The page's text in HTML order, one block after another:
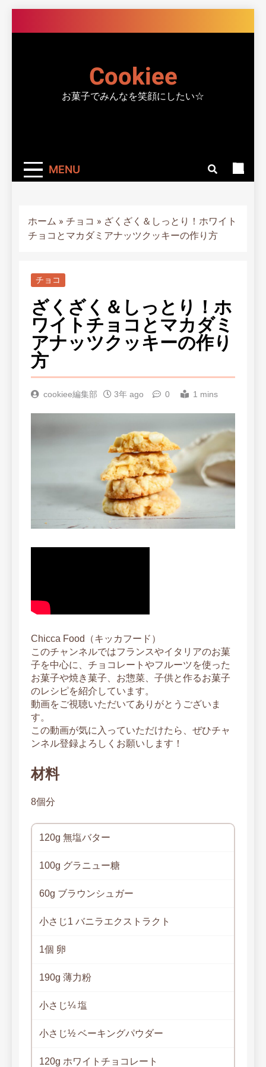
to
Cookiee
お菓子でみんなを笑顔にしたい☆
MENU
ホーム » チョコ » ざくざく＆しっとり！ホワイト
チョコとマカダミアナッツクッキーの作り方
チョコ
ざくざく＆しっとり！ホ
ワイトチョコとマカダミ
アナッツクッキーの作り
方
cookiee編集部 3年 ago 0 1 mins
Chicca Food（キッカフード）
このチャンネルではフランスやイタリアのお菓
子を中心に、チョコレートやフルーツを使った
お菓子や焼き菓子、お惣菜、子供と作るお菓子
のレシピを紹介しています。
動画をご視聴いただいてありがとうございま
す。
この動画が気に入っていただけたら、ぜひチャ
ンネル登録よろしくお願いします！
材料
8個分
120g 無塩バター
100g グラニュー糖
60g ブラウンシュガー
小さじ1 バニラエクストラクト
1個 卵
190g 薄力粉
小さじ¼ 塩
小さじ½ ベーキングパウダー
120g ホワイトチョコレート